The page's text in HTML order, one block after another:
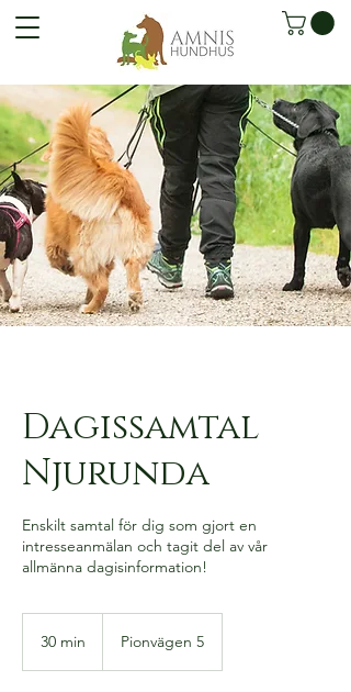
Dagissamtal
Njurunda
Enskilt samtal för dig som gjort en
intresseanmälan och tagit del av vår
allmänna dagisinformation!
30 min Pionvägen 5